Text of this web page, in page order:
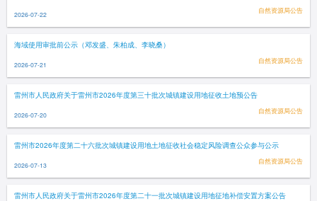
2026-07-22 自然资源局公告
海域使用审批前公示（邓发盛、朱柏成、李晓桑）
2026-07-21 自然资源局公告
雷州市人民政府关于雷州市2026年度第三十批次城镇建设用地征收土地预公告
2026-07-20 自然资源局公告
雷州市2026年度第二十六批次城镇建设用地土地征收社会稳定风险调查公众参与公示
2026-07-13 自然资源局公告
雷州市人民政府关于雷州市2026年度第二十一批次城镇建设用地征地补偿安置方案公告